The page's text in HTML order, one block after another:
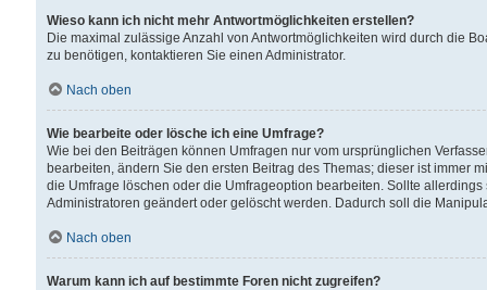
Wieso kann ich nicht mehr Antwortmöglichkeiten erstellen?
Die maximal zulässige Anzahl von Antwortmöglichkeiten wird durch die
zu benötigen, kontaktieren Sie einen Administrator.
Nach oben
Wie bearbeite oder lösche ich eine Umfrage?
Wie bei den Beiträgen können Umfragen nur vom ursprünglichen
bearbeiten, ändern Sie den ersten Beitrag des Themas; dieser ist immer
die Umfrage löschen oder die Umfrageoption bearbeiten. Sollte
Administratoren geändert oder gelöscht werden. Dadurch soll die
Nach oben
Warum kann ich auf bestimmte Foren nicht zugreifen?